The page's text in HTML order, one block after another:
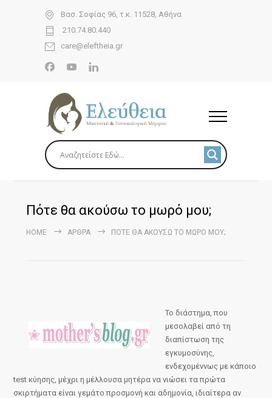
Βασ. Σοφίας 96, τ.κ. 11528, Αθήνα
210.74.80.440
care@eleftheia.gr
Πότε θα ακούσω το μωρό μου;
HOME ΆΡΘΡΑ ΠΌΤΕ ΘΑ ΑΚΟΎΣΩ ΤΟ ΜΩΡΌ ΜΟΥ;
Το διάστημα, που
μεσολαβεί από τη
διαπίστωση της
εγκυμοσύνης,
ενδεχομέννως με κάποιο
test κύησης, μέχρι η μέλλουσα μητέρα να νιώσει τα πρώτα
σκιρτήματα είναι γεμάτο προσμονή και αδημονία, ιδιαίτερα αν